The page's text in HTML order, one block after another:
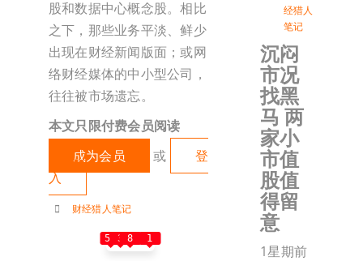
股和数据中心概念股。相比
之下，那些业务平淡、鲜少
出现在财经新闻版面；或网
络财经媒体的中小型公司，
往往被市场遗忘。
本文只限付费会员阅读
成为会员
或
登
入
财经猎人笔记
55 3 8 1
经猎人
笔记
沉闷
市况
找黑
马 两
家小
市值
股值
得留
意
1星期前